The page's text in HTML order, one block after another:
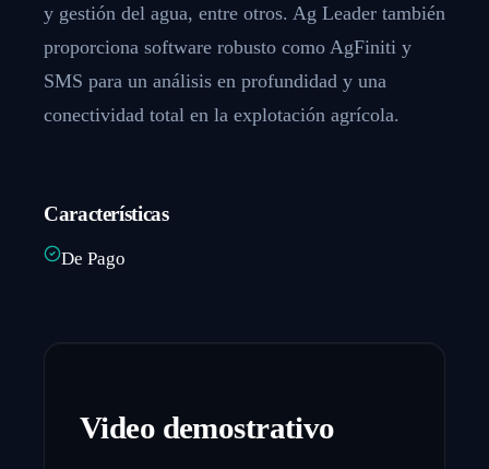
y gestión del agua, entre otros. Ag Leader también
proporciona software robusto como AgFiniti y
SMS para un análisis en profundidad y una
conectividad total en la explotación agrí­cola.
Características
De Pago
Video demostrativo